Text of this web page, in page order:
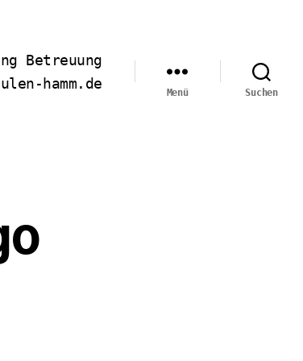
Betreuung
hamm.de
Menü Suchen